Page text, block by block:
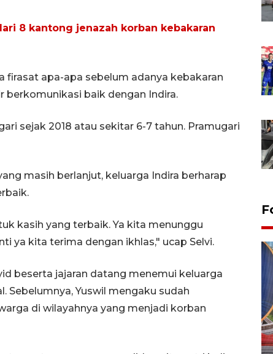
8 kantong jenazah korban kebakaran
firasat apa-apa sebelum adanya kebakaran
berkomunikasi baik dengan Indira.
sejak 2018 atau sekitar 6-7 tahun. Pramugari
masih berlanjut, keluarga Indira berharap
kasih yang terbaik. Ya kita menunggu
ya kita terima dengan ikhlas," ucap Selvi.
beserta jajaran datang menemui keluarga
Sebelumnya, Yuswil mengaku sudah
di wilayahnya yang menjadi korban